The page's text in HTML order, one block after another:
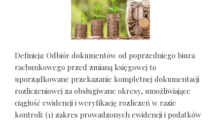
Definicja: Odbiór dokumentów od poprzedniego biura
rachunkowego przed zmianą księgowej to
uporządkowane przekazanie kompletnej dokumentacji
rozliczeniowej za obsługiwane okresy, umożliwiające
ciągłość ewidencji i weryfikację rozliczeń w razie
kontroli: (1) zakres prowadzonych ewidencji i podatków